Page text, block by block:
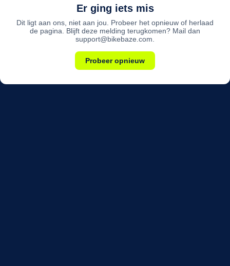
Er ging iets mis
Dit ligt aan ons, niet aan jou. Probeer het opnieuw of herlaad
de pagina. Blijft deze melding terugkomen? Mail dan
support@bikebaze.com.
Probeer opnieuw